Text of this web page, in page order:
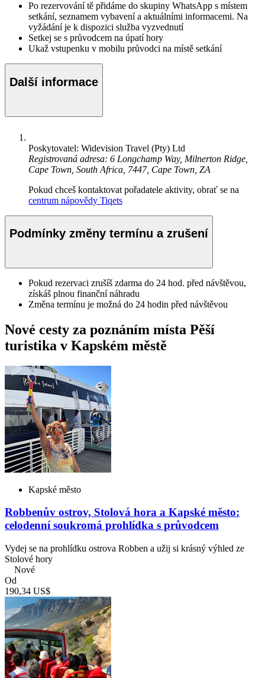
Po rezervování tě přidáme do skupiny WhatsApp s místem
setkání, seznamem vybavení a aktuálními informacemi. Na
vyžádání je k dispozici služba vyzvednutí
Setkej se s průvodcem na úpatí hory
Ukaž vstupenku v mobilu průvodci na místě setkání
Další informace
Poskytovatel: Widevision Travel (Pty) Ltd
Registrovaná adresa: 6 Longchamp Way, Milnerton Ridge,
Cape Town, South Africa, 7447, Cape Town, ZA
Pokud chceš kontaktovat pořadatele aktivity, obrať se na
centrum nápovědy Tiqets
Podmínky změny termínu a zrušení
Pokud rezervaci zrušíš zdarma do 24 hod. před návštěvou,
získáš plnou finanční náhradu
Změna termínu je možná do 24 hodin před návštěvou
Nové cesty za poznáním místa Pěší
turistika v Kapském městě
Kapské město
Robbenův ostrov, Stolová hora a Kapské město:
celodenní soukromá prohlídka s průvodcem
Vydej se na prohlídku ostrova Robben a užij si krásný výhled ze
Stolové hory
Nové
Od
190,34 US$